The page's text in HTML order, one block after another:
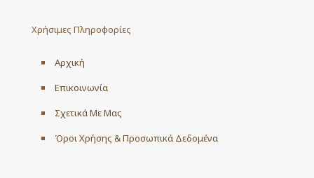
Χρήσιμες Πληροφορίες
Αρχική
Επικοινωνία
Σχετικά Με Μας
Όροι Χρήσης & Προσωπικά Δεδομένα